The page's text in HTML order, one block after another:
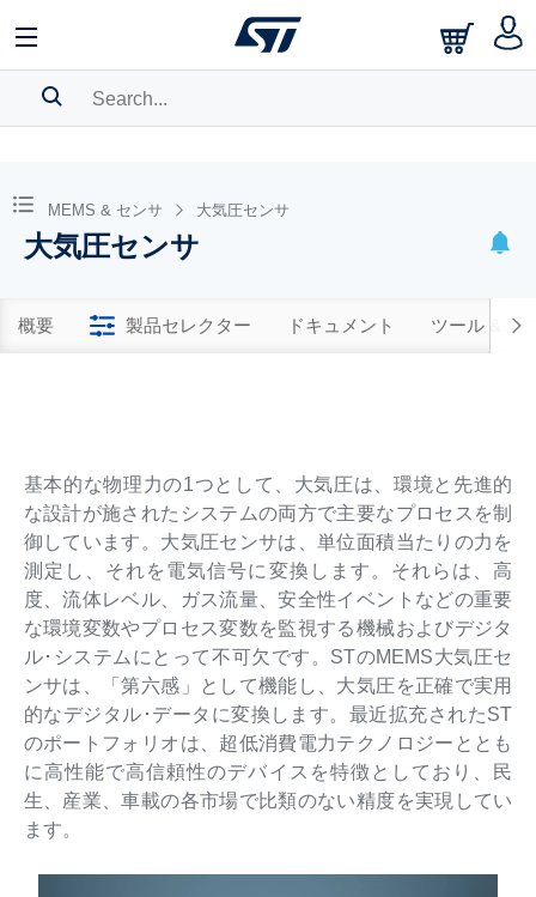
BOOKMARK
Pleaselog in to show your saved searches.
MEMS & センサ 大気圧センサ
大気圧センサ
概要 製品セレクター ドキュメント ツール & ソ
基本的な物理力の1つとして、大気圧は、環境と先進的
な設計が施されたシステムの両方で主要なプロセスを制
御しています。大気圧センサは、単位面積当たりの力を
測定し、それを電気信号に変換します。それらは、高
度、流体レベル、ガス流量、安全性イベントなどの重要
な環境変数やプロセス変数を監視する機械およびデジタ
ル･システムにとって不可欠です。STのMEMS大気圧セ
ンサは、「第六感」として機能し、大気圧を正確で実用
的なデジタル･データに変換します。最近拡充されたST
のポートフォリオは、超低消費電力テクノロジーととも
に高性能で高信頼性のデバイスを特徴としており、民
生、産業、車載の各市場で比類のない精度を実現してい
ます。